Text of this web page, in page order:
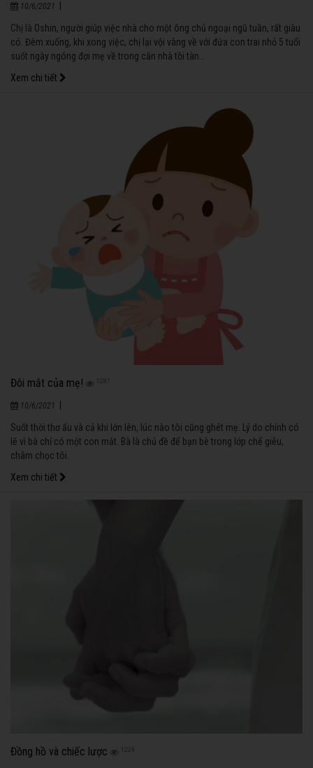
10/6/2021
Chị là Oshin, người giúp việc nhà cho một ông chủ ngoại ngũ tuần, rất giàu
có. Đêm xuống, khi xong việc, chị lại vội vàng về với đứa con trai nhỏ 5 tuổi
suốt ngày ngóng đợi mẹ về trong căn nhà tồi tàn…
Xem chi tiết
Đôi mắt của mẹ! 1287
10/6/2021
Suốt thời thơ ấu và cả khi lớn lên, lúc nào tôi cũng ghét mẹ. Lý do chính có
lẽ vì bà chỉ có một con mắt. Bà là chủ đề để bạn bè trong lớp chế giễu,
châm chọc tôi.
Xem chi tiết
Đồng hồ và chiếc lược 1229